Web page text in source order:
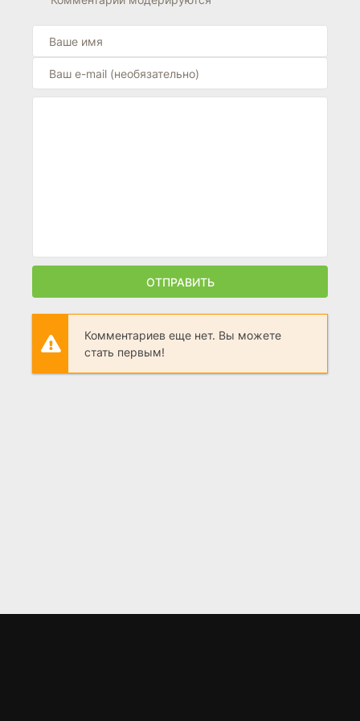
ОТПРАВИТЬ
Комментариев еще нет. Вы можете
стать первым!